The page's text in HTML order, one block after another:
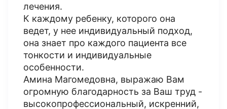
лечения.
К каждому ребенку, которого она
ведет, у нее индивидуальный подход,
она знает про каждого пациента все
тонкости и индивидуальные
особенности.
Амина Магомедовна, выражаю Вам
огромную благодарность за Ваш труд -
высокопрофессиональный, искренний,